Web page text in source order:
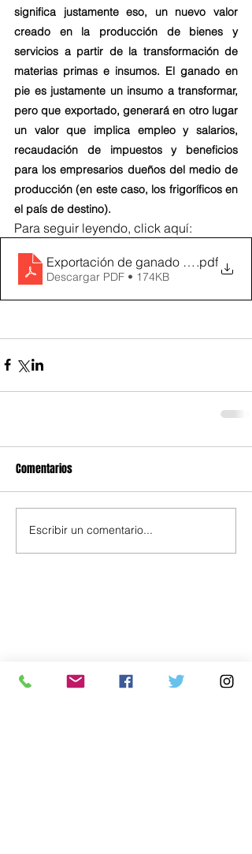
significa justamente eso, un nuevo valor
creado en la producción de bienes y
servicios a partir de la transformación de
materias primas e insumos. El ganado en
pie es justamente un insumo a transformar,
pero que exportado, generará en otro lugar
un valor que implica empleo y salarios,
recaudación de impuestos y beneficios
para los empresarios dueños del medio de
producción (en este caso, los frigoríficos en
el país de destino).
Para seguir leyendo, click aquí:
Exportación de ganado en pie y
.pdf
Descargar PDF • 174KB
Comentarios
Escribir un comentario...